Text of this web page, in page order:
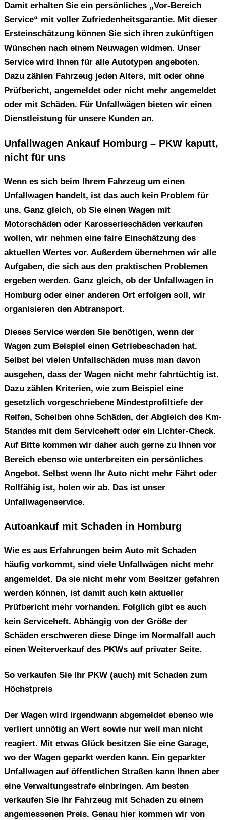
Damit erhalten Sie ein persönliches „Vor-Bereich
Service“ mit voller Zufriedenheitsgarantie. Mit dieser
Ersteinschätzung können Sie sich ihren zukünftigen
Wünschen nach einem Neuwagen widmen. Unser
Service wird Ihnen für alle Autotypen angeboten.
Dazu zählen Fahrzeug jeden Alters, mit oder ohne
Prüfbericht, angemeldet oder nicht mehr angemeldet
oder mit Schäden. Für Unfallwägen bieten wir einen
Dienstleistung für unsere Kunden an.
Unfallwagen Ankauf Homburg – PKW kaputt,
nicht für uns
Wenn es sich beim Ihrem Fahrzeug um einen
Unfallwagen handelt, ist das auch kein Problem für
uns. Ganz gleich, ob Sie einen Wagen mit
Motorschäden oder Karosserieschäden verkaufen
wollen, wir nehmen eine faire Einschätzung des
aktuellen Wertes vor. Außerdem übernehmen wir alle
Aufgaben, die sich aus den praktischen Problemen
ergeben werden. Ganz gleich, ob der Unfallwagen in
Homburg oder einer anderen Ort erfolgen soll, wir
organisieren den Abtransport.
Dieses Service werden Sie benötigen, wenn der
Wagen zum Beispiel einen Getriebeschaden hat.
Selbst bei vielen Unfallschäden muss man davon
ausgehen, dass der Wagen nicht mehr fahrtüchtig ist.
Dazu zählen Kriterien, wie zum Beispiel eine
gesetzlich vorgeschriebene Mindestprofiltiefe der
Reifen, Scheiben ohne Schäden, der Abgleich des Km-
Standes mit dem Serviceheft oder ein Lichter-Check.
Auf Bitte kommen wir daher auch gerne zu Ihnen vor
Bereich ebenso wie unterbreiten ein persönliches
Angebot. Selbst wenn Ihr Auto nicht mehr Fährt oder
Rollfähig ist, holen wir ab. Das ist unser
Unfallwagenservice.
Autoankauf mit Schaden in Homburg
Wie es aus Erfahrungen beim Auto mit Schaden
häufig vorkommt, sind viele Unfallwägen nicht mehr
angemeldet. Da sie nicht mehr vom Besitzer gefahren
werden können, ist damit auch kein aktueller
Prüfbericht mehr vorhanden. Folglich gibt es auch
kein Serviceheft. Abhängig von der Größe der
Schäden erschweren diese Dinge im Normalfall auch
einen Weiterverkauf des PKWs auf privater Seite.
So verkaufen Sie Ihr PKW (auch) mit Schaden zum
Höchstpreis
Der Wagen wird irgendwann abgemeldet ebenso wie
verliert unnötig an Wert sowie nur weil man nicht
reagiert. Mit etwas Glück besitzen Sie eine Garage,
wo der Wagen geparkt werden kann. Ein geparkter
Unfallwagen auf öffentlichen Straßen kann Ihnen aber
eine Verwaltungsstrafe einbringen. Am besten
verkaufen Sie Ihr Fahrzeug mit Schaden zu einem
angemessenen Preis. Genau hier kommen wir von